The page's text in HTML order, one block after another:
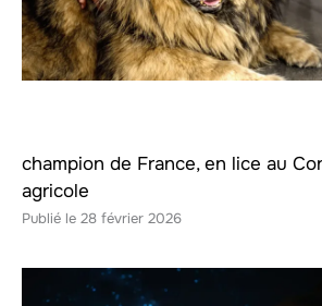
champion de France, en lice au
agricole
28 février 2026